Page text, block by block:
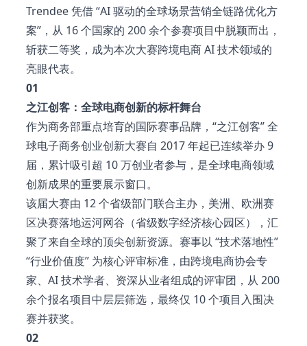
Trendee 凭借 “AI 驱动的全球场景营销全链路优化方
案”，从 16 个国家的 200 余个参赛项目中脱颖而出，
斩获二等奖，成为本次大赛跨境电商 AI 技术领域的
亮眼代表。
01
之江创客：全球电商创新的标杆舞台
作为商务部重点培育的国际赛事品牌，“之江创客” 全
球电子商务创业创新大赛自 2017 年起已连续举办 9
届，累计吸引超 10 万创业者参与，是全球电商领域
创新成果的重要展示窗口。
该届大赛由 12 个省级部门联合主办，美洲、欧洲赛
区决赛落地运河网谷（省级数字经济核心园区），汇
聚了来自全球的顶尖创新资源。赛事以 “技术落地性”
“行业价值度” 为核心评审标准，由跨境电商协会专
家、AI 技术学者、资深从业者组成的评审团，从 200
余个报名项目中层层筛选，最终仅 10 个项目入围决
赛并获奖。
02